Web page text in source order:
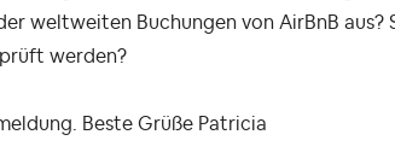
weltweiten Buchungen von AirBnB aus?
werden?
Beste Grüße Patricia